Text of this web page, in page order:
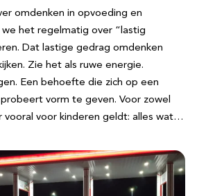
omdenken in opvoeding en
het regelmatig over “lastig
Dat lastige gedrag omdenken
Zie het als ruwe energie.
Een behoefte die zich op een
vorm te geven. Voor zowel
vooral voor kinderen geldt: alles wat…